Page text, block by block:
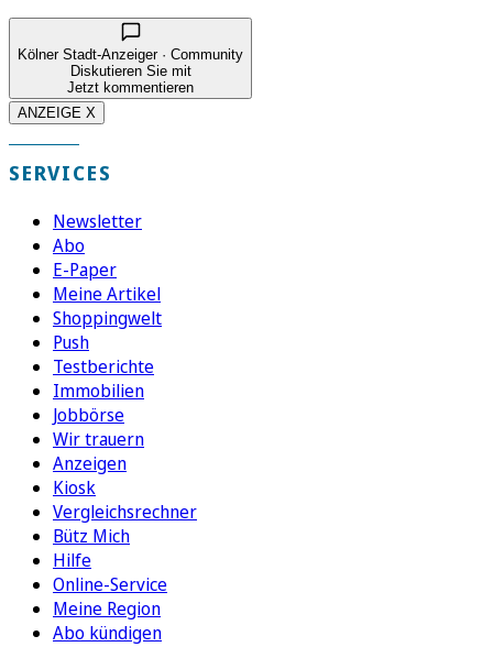
Kölner Stadt-Anzeiger · Community
Diskutieren Sie mit
Jetzt kommentieren
ANZEIGE X
SERVICES
Newsletter
Abo
E-Paper
Meine Artikel
Shoppingwelt
Push
Testberichte
Immobilien
Jobbörse
Wir trauern
Anzeigen
Kiosk
Vergleichsrechner
Bütz Mich
Hilfe
Online-Service
Meine Region
Abo kündigen